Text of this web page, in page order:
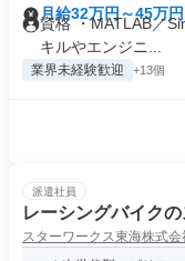
月給32万円～45万円
資格 ・MATLAB／
キルやエンジニ...
業界未経験歓迎 +13個
派遣社員
レーシングバイク
スターワークス東海株式会